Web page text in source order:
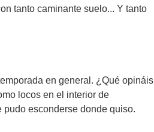
tanto caminante suelo... Y tanto
en general. ¿Qué opináis
locos en el interior de
esconderse donde quiso.